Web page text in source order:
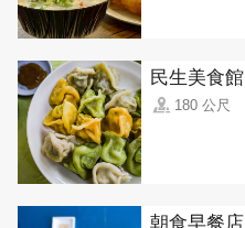
民生美食館
180 公尺
朝食早餐店